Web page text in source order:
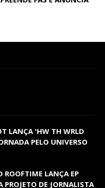
LANÇA 'HW TH WRLD
PELO UNIVERSO
ROOFTIME LANÇA EP
PROJETO DE JORNALISTA